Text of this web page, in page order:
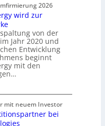
2026
wird zur
von der
Jahr 2020 und
Entwicklung
beginnt
mit den
mit neuem Investor
bei